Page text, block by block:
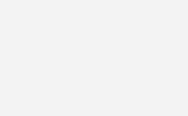
können dabei in drei Kategorien
die Wärme über 400 °C anwenden (57
Verdichter auf dem